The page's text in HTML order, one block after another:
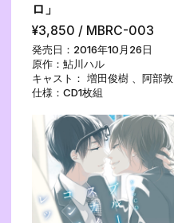
ロ」
¥3,850 / MBRC-003
発売日：2016年10月26日
原作：鮎川ハル
キャスト： 増田俊樹 、阿部敦
仕様：CD1枚組